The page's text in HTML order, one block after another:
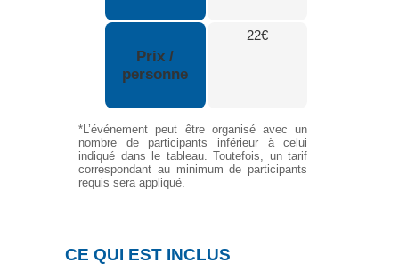
Prix /
personne
22€
*L’événement peut être organisé avec un
nombre de participants inférieur à celui
indiqué dans le tableau. Toutefois, un tarif
correspondant au minimum de participants
requis sera appliqué.
CE QUI EST INCLUS